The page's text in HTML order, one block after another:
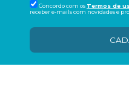
Concordo com os Termos de
receber e-mails com novidades e